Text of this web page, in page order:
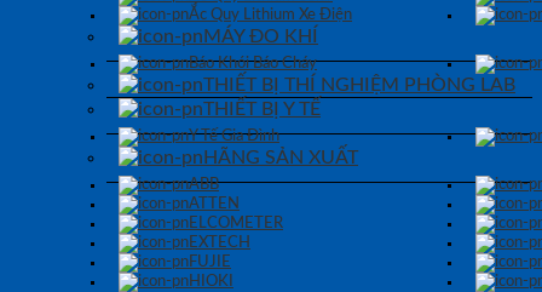
Ắc Quy Lithium Xe Điện
MÁY ĐO KHÍ
Báo Khói Báo Cháy
THIẾT BỊ THÍ NGHIỆM PHÒNG LAB
THIẾT BỊ Y TẾ
Y Tế Gia Đình
HÃNG SẢN XUẤT
ABB
ATTEN
ELCOMETER
EXTECH
FUJIE
HIOKI